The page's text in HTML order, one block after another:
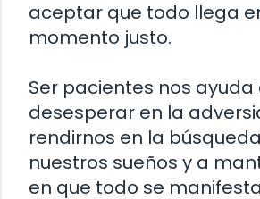
aceptar que todo llega
momento justo.
Ser pacientes nos ayuda
desesperar en la
rendirnos en la
nuestros sueños y a
en que todo se